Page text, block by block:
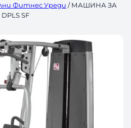
Фитнес Уреди / МАШИНА ЗА
SF